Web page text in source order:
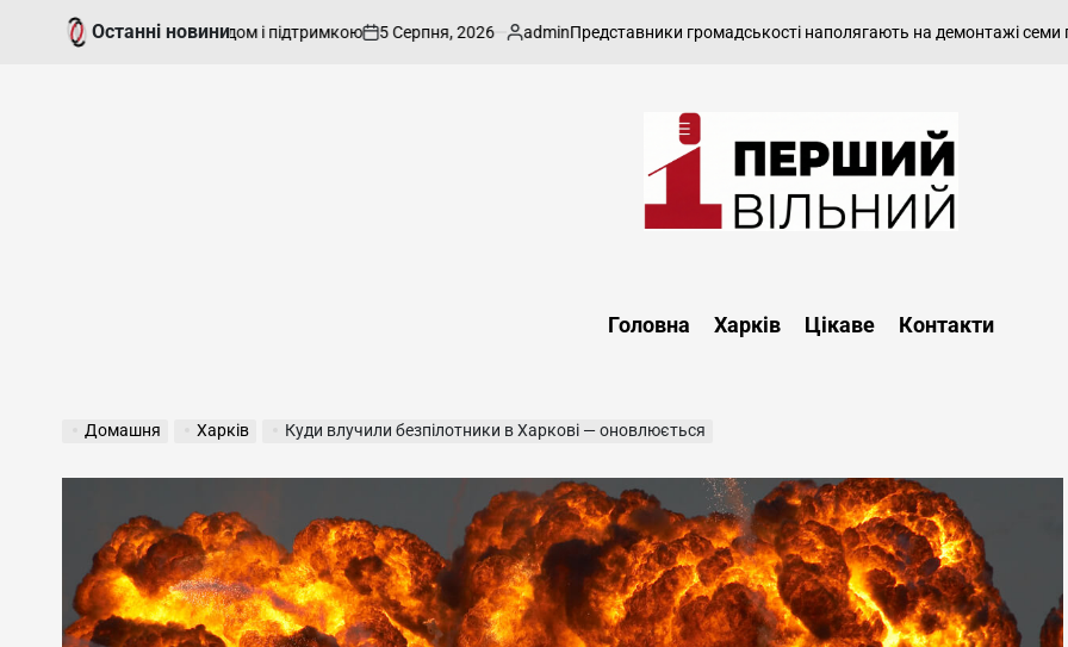
Перейти
Останні новини
одягом, посудом і підтримкою
on
5 Серпня, 2026
Опубліковано
adminПредставники громадськості наполягають на демонтажі семи
харківський,
області
Головна Харків Цікаве Контакти
Домашня Харків Куди влучили безпілотники в Харкові — оновлюється